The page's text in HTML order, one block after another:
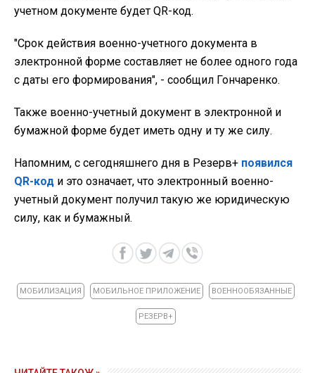
учетном документе будет QR-код.
"Срок действия военно-учетного документа в
электронной форме составляет не более одного года
с даты его формирования", - сообщил Гончаренко.
Также военно-учетный документ в электронной и
бумажной форме будет иметь одну и ту же силу.
Напомним, с сегодняшнего дня в Резерв+ появился
QR-код и это означает, что электронный военно-
учетный документ получил такую же юридическую
силу, как и бумажный.
МОБИЛИЗАЦИЯ МОБИЛЬНОЕ ПРИЛОЖЕНИЕ ВОЕННООБЯЗАННЫЕ
РЕЗЕРВ+